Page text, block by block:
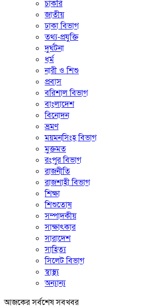
চাকরি
জাতীয়
ঢাকা বিভাগ
তথ্য-প্রযুক্তি
দুর্ঘটনা
ধর্ম
নারী ও শিশু
প্রবাস
বরিশাল বিভাগ
বাংলাদেশ
বিনোদন
ভ্রমণ
ময়মনসিংহ বিভাগ
মুক্তমত
রংপুর বিভাগ
রাজনীতি
রাজশাহী বিভাগ
শিক্ষা
শিশুতোষ
সম্পাদকীয়
সাক্ষাৎকার
সারাদেশ
সাহিত্য
সিলেট বিভাগ
স্বাস্থ্য
অন্যান্য
আজকের সর্বশেষ সবখবর